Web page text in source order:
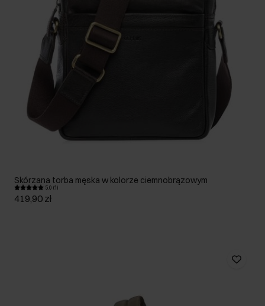
Skórzana torba męska w kolorze ciemnobrązowym
5.0 (1)
419,90 zł